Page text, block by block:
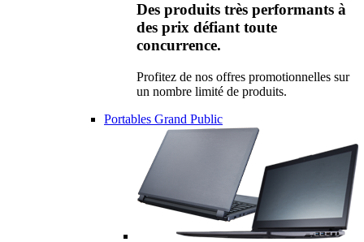
Des produits très performants à
des prix défiant toute
concurrence.
Profitez de nos offres promotionnelles sur
un nombre limité de produits.
Portables Grand Public